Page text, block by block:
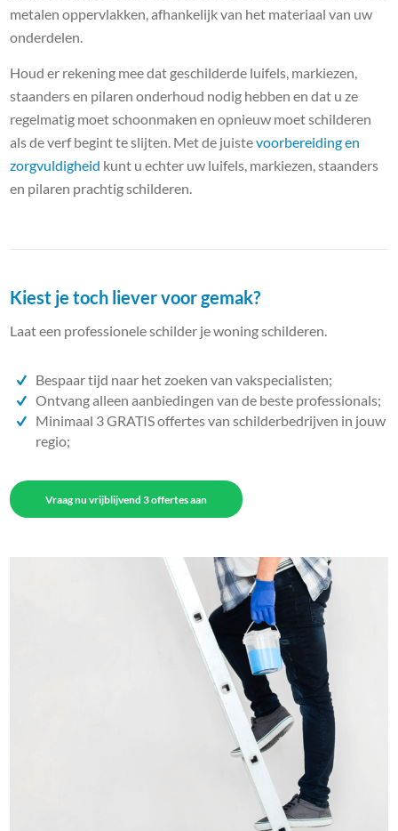
metalen oppervlakken, afhankelijk van het materiaal van uw
onderdelen.
Houd er rekening mee dat geschilderde luifels, markiezen,
staanders en pilaren onderhoud nodig hebben en dat u ze
regelmatig moet schoonmaken en opnieuw moet schilderen
als de verf begint te slijten. Met de juistevoorbereiding en
zorgvuldigheid kunt u echter uw luifels, markiezen, staanders
en pilaren prachtig schilderen.
Kiest je toch liever voor gemak?
Laat een professionele schilder je woning schilderen.
Bespaar tijd naar het zoeken van vakspecialisten;
Ontvang alleen aanbiedingen van de beste professionals;
Minimaal 3 GRATIS offertes van schilderbedrijven in jouw
regio;
Vraag nu vrijblijvend 3 offertes aan